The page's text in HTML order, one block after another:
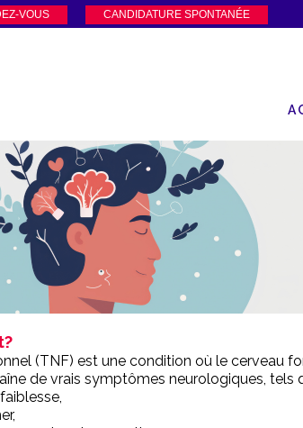
VOUS CANDIDATURE SPONTANÉE
(TNF) est une condition où le cerveau
de vrais symptômes neurologiques, tels